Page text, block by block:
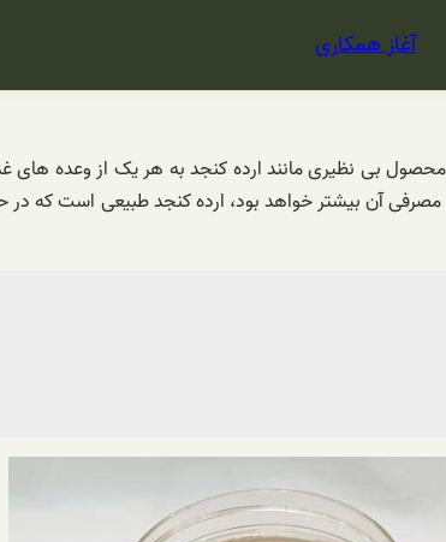
آغاز همکاری
بی نظیری مانند ارده کنجد به هر یک از وعده های
آن بیشتر خواهد بود، ارده کنجد طبیعی است که در